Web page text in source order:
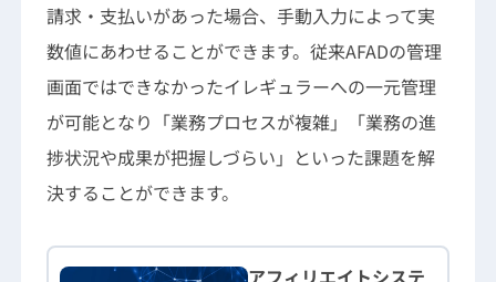
請求・支払いがあった場合、手動入力によって実
数値にあわせることができます。従来AFADの管理
画面ではできなかったイレギュラーへの一元管理
が可能となり「業務プロセスが複雑」「業務の進
捗状況や成果が把握しづらい」といった課題を解
決することができます。
アフィリエイトシステ